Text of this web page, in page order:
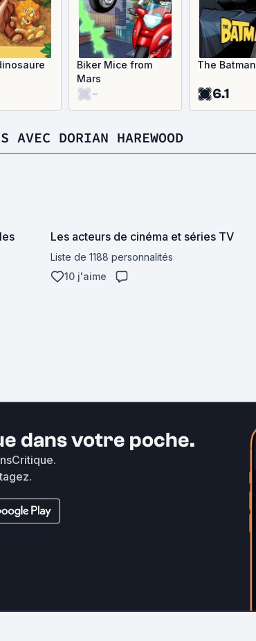
Biker Mice from
Mars
-
The Batman
6.1
DORIAN HAREWOOD
Les acteurs de cinéma et séries TV
Liste de 1188 personnalités
10 j'aime
dans votre poche.